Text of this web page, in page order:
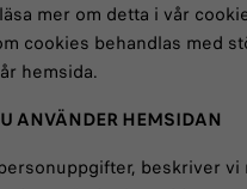
mer om detta i vår
cookies behandlas med
hemsida.
ANVÄNDER HEMSIDAN
beskriver